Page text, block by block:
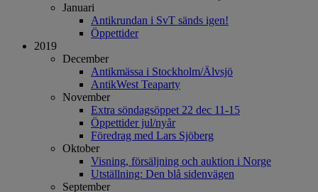
Januari
Antikrundan i SvT sänds igen!
Öppettider
2019
December
Antikmässa i Stockholm/Älvsjö
AntikWest Teaparty
November
Extra söndagsöppet 22 dec 11-15
Öppettider jul/nyår
Föredrag med Lars Sjöberg
Oktober
Visning, försäljning och auktion i Norge
Utställning: Den blå sidenvägen
September